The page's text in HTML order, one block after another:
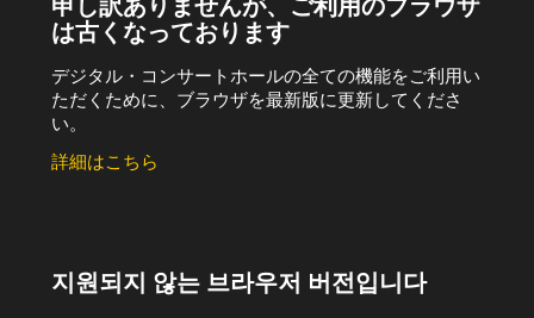
申し訳ありませんが、ご利用のブラウザ
は古くなっております
デジタル・コンサートホールの全ての機能をご利用い
ただくために、ブラウザを最新版に更新してくださ
い。
詳細はこちら
지원되지 않는 브라우저 버전입니다